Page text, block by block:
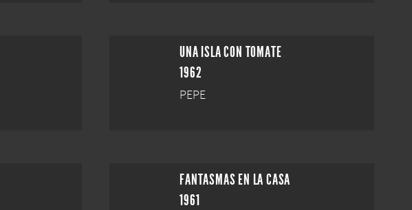
UNA ISLA CON TOMATE
1962
PEPE
FANTASMAS EN LA CASA
1961